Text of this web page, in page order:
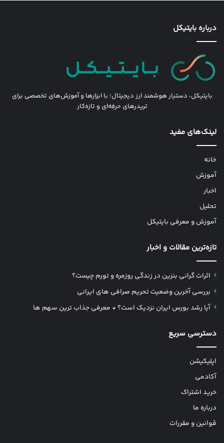
درباره بایتیکل
بایتیکل، دستیار هوشمند ارز دیجیتال؛ با ابزارها و آموزش‌های تخصصی برای
تریدرهای حرفه‌ای و تازه‌کار
لینک‌های مفید
خانه
آموزش
اخبار
تحلیل
آموزش و معرفی بایتیکل
تازه‌ترین مقالات و اخبار
اثرات گرانی بنزین در زندگی روزمره و تورم چیست؟
بررسی آخرین وضعیت تحریم صرافی های ایرانی
آیا رشد بورس ایران نزدیک است؟ + معرفی جذاب ترین سهم ها
دسترسی سریع
اپلیکیشن
آکادمی
خرید اشتراک
درباره ما
قوانین و مقررات